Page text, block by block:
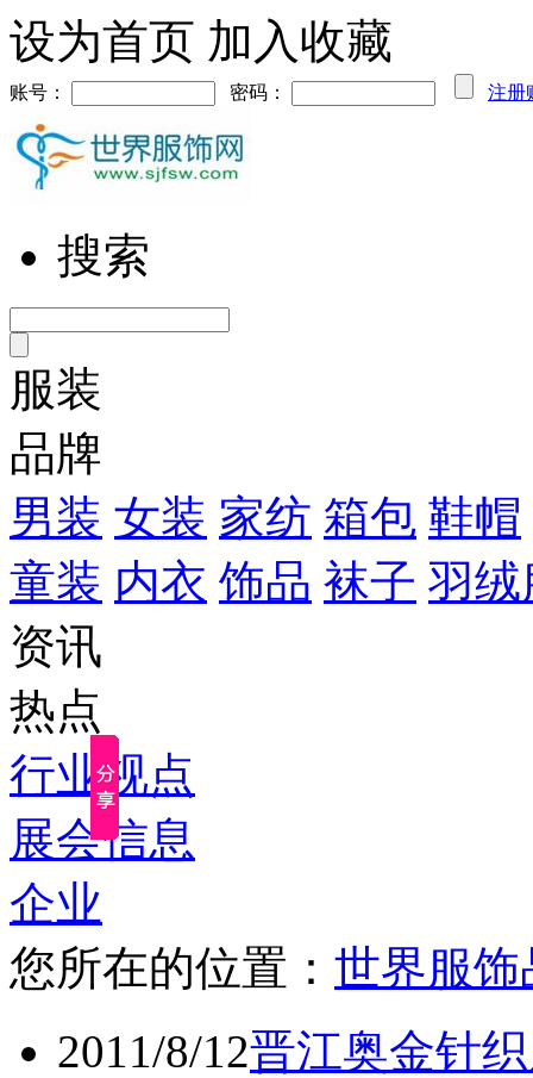
设为首页 加入收藏
账号： 密码： 注册
搜索
服装
品牌
男装 女装 家纺 箱包 鞋帽
童装 内衣 饰品 袜子 羽绒
资讯
热点
行业视点
展会信息
企业
您所在的位置： 世界服饰
2011/8/12晋江奥金针